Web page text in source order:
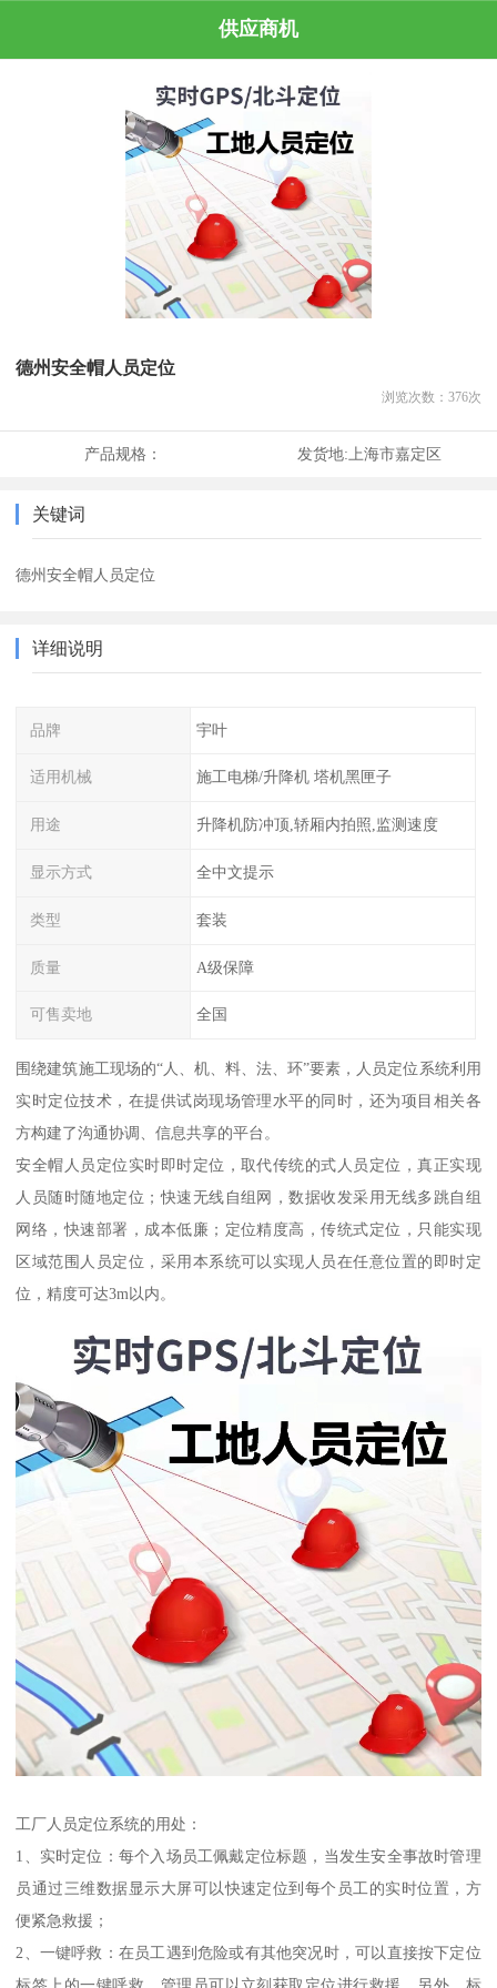
供应商机
德州安全帽人员定位
浏览次数： 376次
产品规格： 发货地:上海市嘉定区
关键词
德州安全帽人员定位
详细说明
品牌 宇叶
适用机械 施工电梯/升降机 塔机黑匣子
用途 升降机防冲顶,轿厢内拍照,监测速度
显示方式 全中文提示
类型 套装
质量 A级保障
可售卖地 全国
围绕建筑施工现场的“人、机、料、法、环”要素，人员定位系统利用
实时定位技术，在提供试岗现场管理水平的同时，还为项目相关各
方构建了沟通协调、信息共享的平台。
安全帽人员定位实时即时定位，取代传统的式人员定位，真正实现
人员随时随地定位；快速无线自组网，数据收发采用无线多跳自组
网络，快速部署，成本低廉；定位精度高，传统式定位，只能实现
区域范围人员定位，采用本系统可以实现人员在任意位置的即时定
位，精度可达3m以内。
工厂人员定位系统的用处：
1、实时定位：每个入场员工佩戴定位标题，当发生安全事故时管理
员通过三维数据显示大屏可以快速定位到每个员工的实时位置，方
便紧急救援；
2、一键呼救：在员工遇到危险或有其他突况时，可以直接按下定位
标签上的一键呼救，管理员可以立刻获取定位进行救援，另外，标